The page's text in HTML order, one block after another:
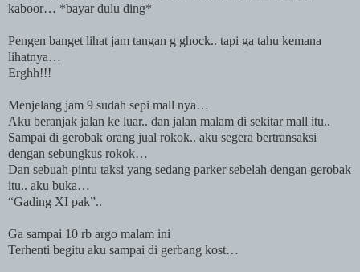
kaboor… *bayar dulu ding*
Pengen banget lihat jam tangan g ghock.. tapi ga tahu kemana
lihatnya…
Erghh!!!
Menjelang jam 9 sudah sepi mall nya…
Aku beranjak jalan ke luar.. dan jalan malam di sekitar mall itu..
Sampai di gerobak orang jual rokok.. aku segera bertransaksi
dengan sebungkus rokok…
Dan sebuah pintu taksi yang sedang parker sebelah dengan gerobak
itu.. aku buka…
“Gading XI pak”..
Ga sampai 10 rb argo malam ini
Terhenti begitu aku sampai di gerbang kost…